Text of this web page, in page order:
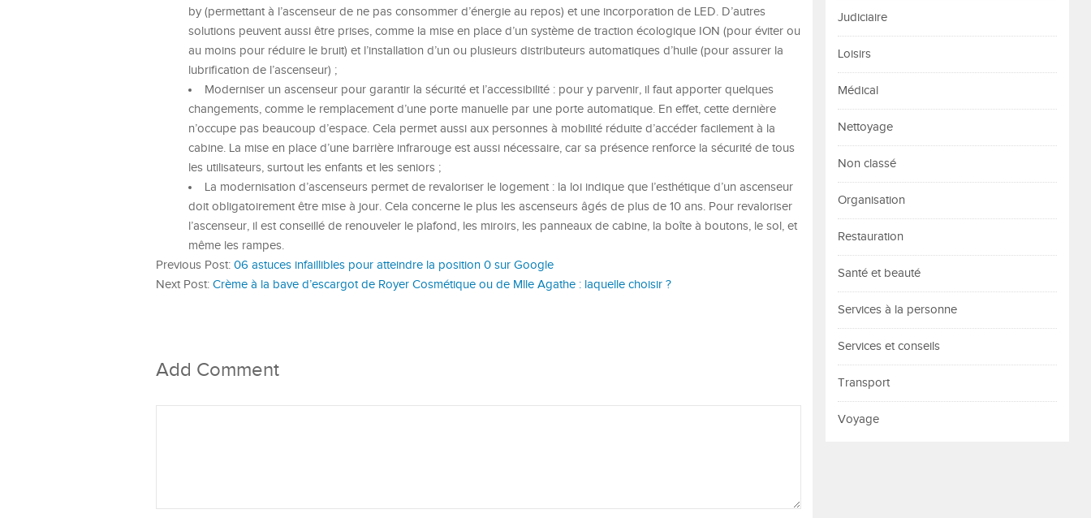
by (permettant à l’ascenseur de ne pas consommer d’énergie au repos) et une incorporation de LED. D’autres
solutions peuvent aussi être prises, comme la mise en place d’un système de traction écologique ION (pour éviter ou
au moins pour réduire le bruit) et l’installation d’un ou plusieurs distributeurs automatiques d’huile (pour assurer la
lubrification de l’ascenseur) ;
Moderniser un ascenseur pour garantir la sécurité et l’accessibilité : pour y parvenir, il faut apporter quelques
changements, comme le remplacement d’une porte manuelle par une porte automatique. En effet, cette dernière
n’occupe pas beaucoup d’espace. Cela permet aussi aux personnes à mobilité réduite d’accéder facilement à la
cabine. La mise en place d’une barrière infrarouge est aussi nécessaire, car sa présence renforce la sécurité de tous
les utilisateurs, surtout les enfants et les seniors ;
La modernisation d’ascenseurs permet de revaloriser le logement : la loi indique que l’esthétique d’un ascenseur
doit obligatoirement être mise à jour. Cela concerne le plus les ascenseurs âgés de plus de 10 ans. Pour revaloriser
l’ascenseur, il est conseillé de renouveler le plafond, les miroirs, les panneaux de cabine, la boîte à boutons, le sol, et
même les rampes.
Previous Post: 06 astuces infaillibles pour atteindre la position 0 sur Google
Next Post: Crème à la bave d’escargot de Royer Cosmétique ou de Mlle Agathe : laquelle choisir ?
Add Comment
Judiciaire
Loisirs
Médical
Nettoyage
Non classé
Organisation
Restauration
Santé et beauté
Services à la personne
Services et conseils
Transport
Voyage